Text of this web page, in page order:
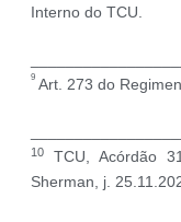
Interno do TCU.
9 Art. 273 do
10
TCU, Acórdão
Sherman, j.